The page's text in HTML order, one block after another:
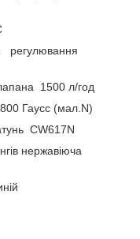
регулювання
1500 л/год
Гаусс (мал.N)
CW617N
нержавіюча